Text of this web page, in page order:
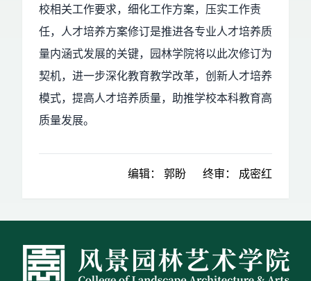
校相关工作要求，细化工作方案，压实工作责
任，人才培养方案修订是推进各专业人才培养质
量内涵式发展的关键，园林学院将以此次修订为
契机，进一步深化教育教学改革，创新人才培养
模式，提高人才培养质量，助推学校本科教育高
质量发展。
编辑： 郭盼 终审： 成密红